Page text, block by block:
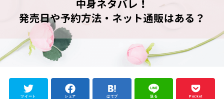
ツイート シェア はてブ 送る Pocket